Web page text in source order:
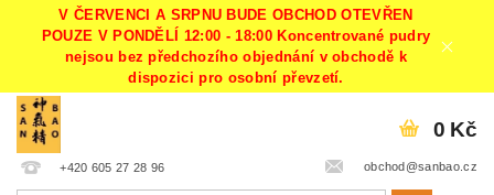
V ČERVENCI A SRPNU BUDE OBCHOD OTEVŘEN
POUZE V PONDĚLÍ 12:00 - 18:00 Koncentrované pudry
nejsou bez předchozího objednání v obchodě k
dispozici pro osobní převzetí.
+420 605 27 28 96 obchod@sanbao.cz
0 Kč